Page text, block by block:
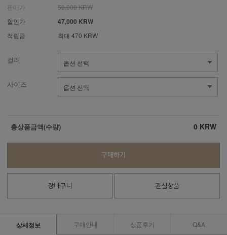
판매가
50,000 KRW
할인가
47,000 KRW
적립금 최대 470 KRW
컬러
사이즈
총상품금액(수량) 0 KRW
구매하기
장바구니 관심상품
상세정보 구매안내 상품후기 Q&A